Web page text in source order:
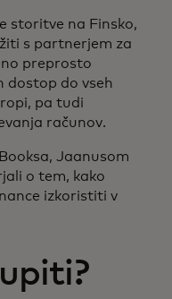
storitve na Finsko,
s partnerjem za
preprosto
dostop do vseh
pa tudi
računov.
Jaanusom
o tem, kako
izkoristiti v